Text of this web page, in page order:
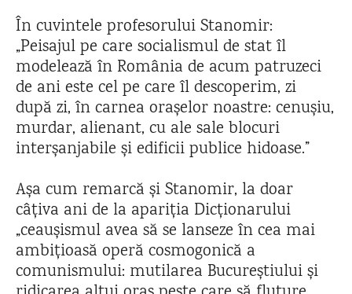
În cuvintele profesorului Stanomir:
„Peisajul pe care socialismul de stat îl
modelează în România de acum patruzeci
de ani este cel pe care îl descoperim, zi
după zi, în carnea orașelor noastre: cenușiu,
murdar, alienant, cu ale sale blocuri
interșanjabile și edificii publice hidoase.”
Așa cum remarcă și Stanomir, la doar
câțiva ani de la apariția Dicționarului
„ceaușismul avea să se lanseze în cea mai
ambițioasă operă cosmogonică a
comunismului: mutilarea Bucureștiului și